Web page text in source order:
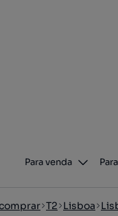
Para venda
T2 Lisboa